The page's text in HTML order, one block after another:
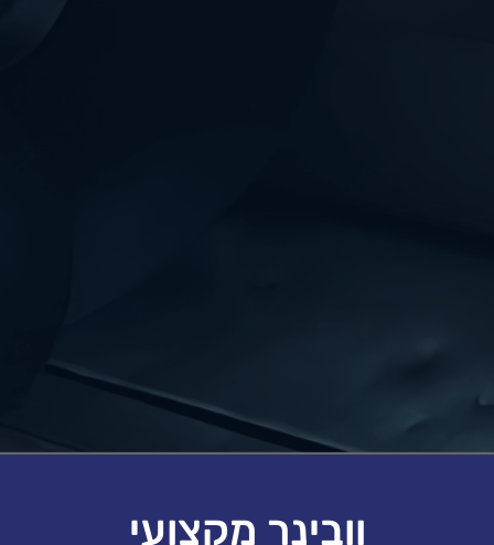
וובינר מקצועי